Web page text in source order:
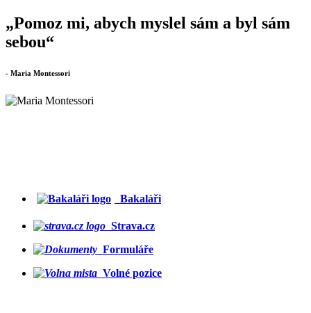
„Pomoz mi, abych myslel sám a byl sám
sebou“
- Maria Montessori
Bakaláři
Strava.cz
Formuláře
Volné pozice